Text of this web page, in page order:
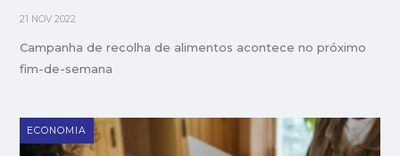
21 NOV 2022
Campanha de recolha de alimentos acontece no próximo
fim-de-semana
ECONOMIA